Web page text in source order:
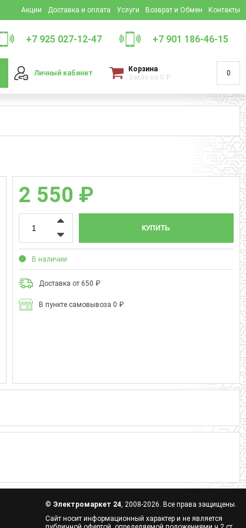
Акции Доставка и оплата Услуги Возврат и Обмен Контакты
+7 925 027-12-47 +7 901 186-46-15
Личный кабинет
Корзина
Заказ на 0 ₽ 0
2 550 ₽
КУПИТЬ
В наличии
Доставка от 650 ₽
В пункте самовывоза 0 ₽
© Электромаркет 24, 2008-2026. Все права защищены.
Сайт носит информационный характер и не является